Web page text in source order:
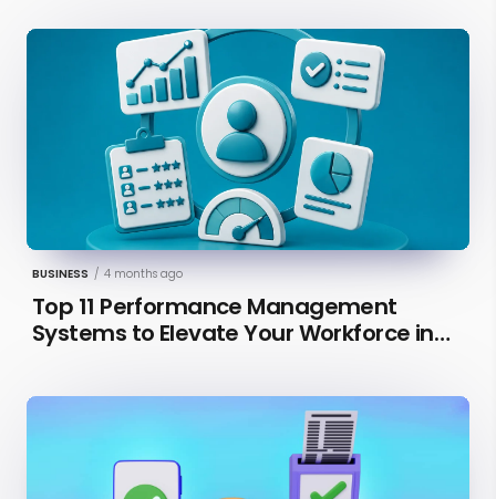
BUSINESS / 4 months ago
Top 11 Performance Management
Systems to Elevate Your Workforce in